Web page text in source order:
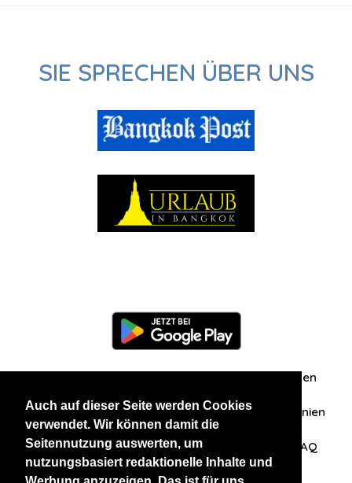
Auch auf dieser Seite werden Cookies
verwendet. Wir können damit die
Seitennutzung auswerten, um
nutzungsbasiert redaktionelle Inhalte und
SIE SPRECHEN ÜBER UNS
Zuschriften/Erfahrungen
Datenschutzerklärung AGB Datenschutzrichtlinien
Nehmen Sie Kontakt mit uns auf FAQ